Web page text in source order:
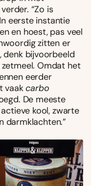
“Zo is
eerste instantie
en hoest, pas veel
zitten er
denk bijvoorbeeld
Omdat het
eerder
vaakcarbo
De meeste
kool, zwarte
darmklachten.”